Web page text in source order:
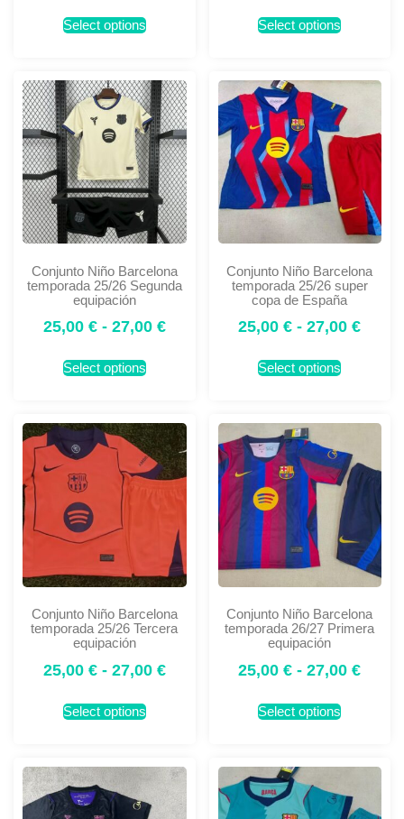
Select options Select options
Conjunto Niño Barcelona
temporada 25/26 Segunda
equipación
25,00 € - 27,00 €
Select options
Conjunto Niño Barcelona
temporada 25/26 super
copa de España
25,00€ - 27,00€
Select options
Conjunto Niño Barcelona
temporada 25/26 Tercera
equipación
25,00 € - 27,00 €
Select options
Conjunto Niño Barcelona
temporada 26/27 Primera
equipación
25,00€ - 27,00€
Select options